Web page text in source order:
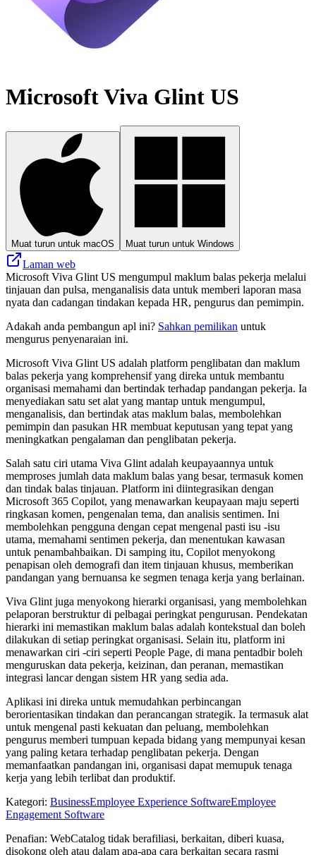
Microsoft Viva Glint US
Muat turun untuk macOS Muat turun untuk Windows
Laman web
Microsoft Viva Glint US mengumpul maklum balas pekerja melalui
tinjauan dan pulsa, menganalisis data untuk memberi laporan masa
nyata dan cadangan tindakan kepada HR, pengurus dan pemimpin.
Adakah anda pembangun apl ini? Sahkan pemilikan untuk
mengurus penyenaraian ini.
Microsoft Viva Glint US adalah platform penglibatan dan maklum
balas pekerja yang komprehensif yang direka untuk membantu
organisasi memahami dan bertindak terhadap pandangan pekerja. Ia
menyediakan satu set alat yang mantap untuk mengumpul,
menganalisis, dan bertindak atas maklum balas, membolehkan
pemimpin dan pasukan HR membuat keputusan yang tepat yang
meningkatkan pengalaman dan penglibatan pekerja.
Salah satu ciri utama Viva Glint adalah keupayaannya untuk
memproses jumlah data maklum balas yang besar, termasuk komen
dan tindak balas tinjauan. Platform ini diintegrasikan dengan
Microsoft 365 Copilot, yang menawarkan keupayaan maju seperti
ringkasan komen, pengenalan tema, dan analisis sentimen. Ini
membolehkan pengguna dengan cepat mengenal pasti isu -isu
utama, memahami sentimen pekerja, dan menentukan kawasan
untuk penambahbaikan. Di samping itu, Copilot menyokong
penapisan oleh demografi dan item tinjauan khusus, memberikan
pandangan yang bernuansa ke segmen tenaga kerja yang berlainan.
Viva Glint juga menyokong hierarki organisasi, yang membolehkan
pelaporan berstruktur di pelbagai peringkat pengurusan. Pendekatan
hierarki ini memastikan maklum balas adalah kontekstual dan boleh
dilakukan di setiap peringkat organisasi. Selain itu, platform ini
menawarkan ciri -ciri seperti People Page, di mana pentadbir boleh
menguruskan data pekerja, keizinan, dan peranan, memastikan
integrasi lancar dengan sistem HR yang sedia ada.
Aplikasi ini direka untuk memudahkan perbincangan
berorientasikan tindakan dan perancangan strategik. Ia termasuk alat
untuk mengenal pasti kekuatan dan peluang, membolehkan
pengurus memberi tumpuan kepada bidang yang mempunyai kesan
yang paling ketara terhadap penglibatan pekerja. Dengan
memanfaatkan pandangan ini, organisasi dapat memupuk tenaga
kerja yang lebih terlibat dan produktif.
Kategori: BusinessEmployee Experience SoftwareEmployee
Engagement Software
Penafian: WebCatalog tidak berafiliasi, berkaitan, diberi kuasa,
disokong oleh atau dalam apa-apa cara berkaitan secara rasmi